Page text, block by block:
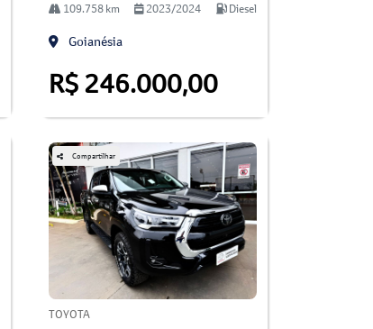
109.758 km 2023/2024 Diesel
Goianésia
R$ 246.000,00
Compartilhar
TOYOTA